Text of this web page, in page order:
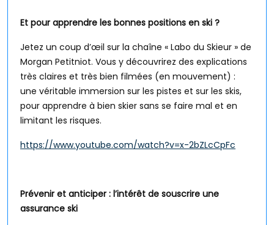
Et pour apprendre les bonnes positions en ski ?
Jetez un coup d’œil sur la chaîne « Labo du Skieur » de
Morgan Petitniot. Vous y découvrirez des explications
très claires et très bien filmées (en mouvement) :
une véritable immersion sur les pistes et sur les skis,
pour apprendre à bien skier sans se faire mal et en
limitant les risques.
https://www.youtube.com/watch?v=x-2bZLcCpFc
Prévenir et anticiper : l’intérêt de souscrire une
assurance ski